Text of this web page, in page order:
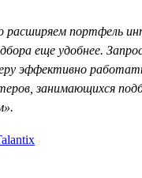
портфель
еще удобнее.
эффективно
занимающихся